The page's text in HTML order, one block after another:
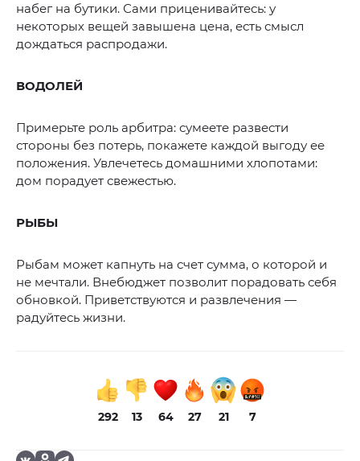
набег на бутики. Сами приценивайтесь: у
некоторых вещей завышена цена, есть смысл
дождаться распродажи.
ВОДОЛЕЙ
Примерьте роль арбитра: сумеете развести
стороны без потерь, покажете каждой выгоду ее
положения. Увлечетесь домашними хлопотами:
дом порадует свежестью.
РЫБЫ
Рыбам может капнуть на счет сумма, о которой и
не мечтали. Внебюджет позволит порадовать себя
обновкой. Приветствуются и развлечения —
радуйтесь жизни.
292 13 64 27 21 7